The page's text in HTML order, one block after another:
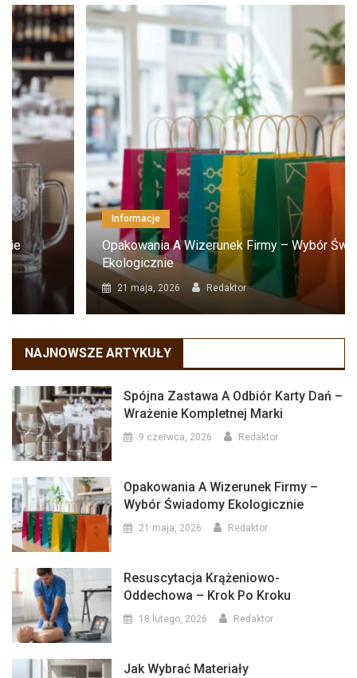
Informacje
Opakowania A Wizerunek Firmy – Wybór Świadomy
Ekologicznie
21 maja, 2026 Redaktor
NAJNOWSZE ARTYKUŁY
Spójna Zastawa A Odbiór Karty Dań –
Wrażenie Kompletnej Marki
9 czerwca, 2026 Redaktor
Opakowania A Wizerunek Firmy –
Wybór Świadomy Ekologicznie
21 maja, 2026 Redaktor
Resuscytacja Krążeniowo-
Oddechowa – Krok Po Kroku
18 lutego, 2026 Redaktor
Jak Wybrać Materiały